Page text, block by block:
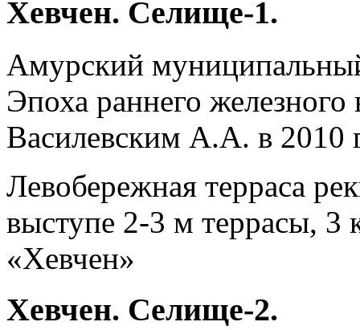
Хевчен. Селище-1.
Амурский
Эпоха раннего
Василевским А.А. в 2010
Левобережная терраса
выступе 2-3 м террасы, 3
«Хевчен»
Хевчен. Селище-2.